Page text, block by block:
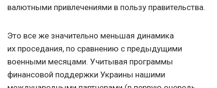
валютными привлечениями в пользу правительства.
Это все же значительно меньшая динамика
их проседания, по сравнению с предыдущими
военными месяцами. Учитывая программы
финансовой поддержки Украины нашими